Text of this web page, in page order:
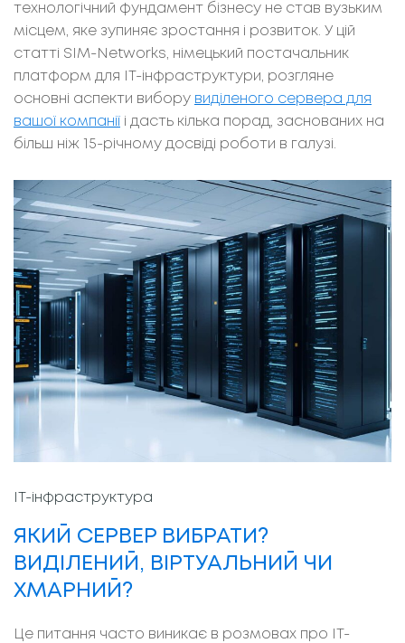
технологічний фундамент бізнесу не став вузьким
місцем, яке зупиняє зростання і розвиток. У цій
статті SIM-Networks, німецький постачальник
платформ для ІТ-інфраструктури, розгляне
основні аспекти вибору виділеного сервера для
вашої компанії і дасть кілька порад, заснованих на
більш ніж 15-річному досвіді роботи в галузі.
ІТ-інфраструктура
ЯКИЙ СЕРВЕР ВИБРАТИ?
ВИДІЛЕНИЙ, ВІРТУАЛЬНИЙ ЧИ
ХМАРНИЙ?
Це питання часто виникає в розмовах про ІТ-